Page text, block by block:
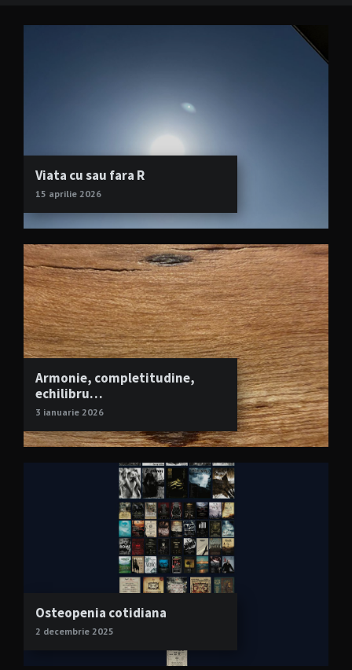
Viata cu sau fara R
15 aprilie 2026
Armonie, completitudine,
echilibru…
3 ianuarie 2026
Osteopenia cotidiana
2 decembrie 2025